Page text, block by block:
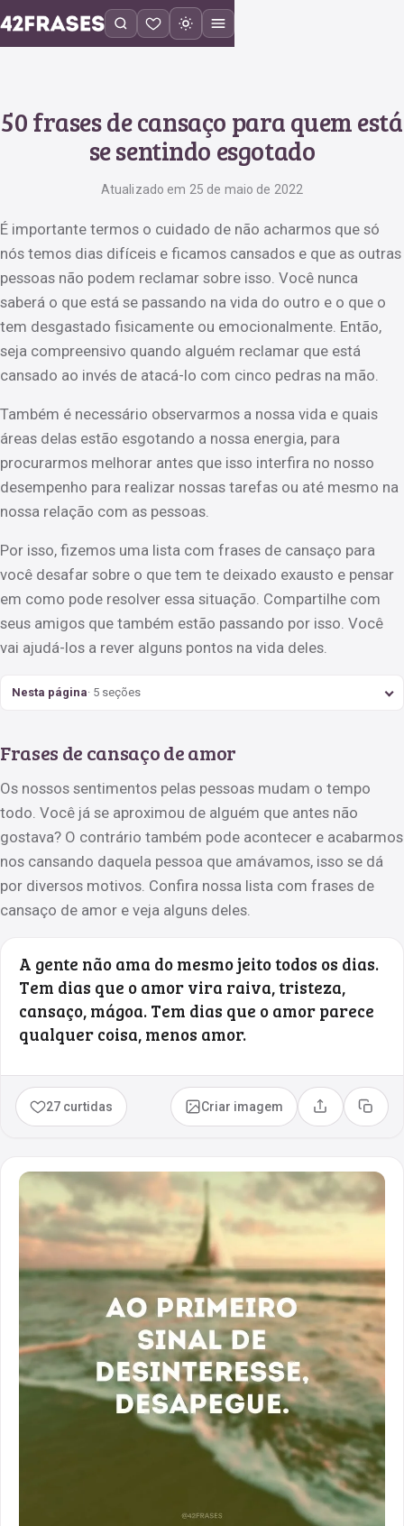
50 frases de cansaço para quem está
se sentindo esgotado
Atualizado em 25 de maio de 2022
É importante termos o cuidado de não acharmos que só
nós temos dias difíceis e ficamos cansados e que as outras
pessoas não podem reclamar sobre isso. Você nunca
saberá o que está se passando na vida do outro e o que o
tem desgastado fisicamente ou emocionalmente. Então,
seja compreensivo quando alguém reclamar que está
cansado ao invés de atacá-lo com cinco pedras na mão.
Também é necessário observarmos a nossa vida e quais
áreas delas estão esgotando a nossa energia, para
procurarmos melhorar antes que isso interfira no nosso
desempenho para realizar nossas tarefas ou até mesmo na
nossa relação com as pessoas.
Por isso, fizemos uma lista com frases de cansaço para
você desafar sobre o que tem te deixado exausto e pensar
em como pode resolver essa situação. Compartilhe com
seus amigos que também estão passando por isso. Você
vai ajudá-los a rever alguns pontos na vida deles.
Nesta página· 5 seções
Frases de cansaço de amor
Os nossos sentimentos pelas pessoas mudam o tempo
todo. Você já se aproximou de alguém que antes não
gostava? O contrário também pode acontecer e acabarmos
nos cansando daquela pessoa que amávamos, isso se dá
por diversos motivos. Confira nossa lista com frases de
cansaço de amor e veja alguns deles.
A gente não ama do mesmo jeito todos os dias.
Tem dias que o amor vira raiva, tristeza,
cansaço, mágoa. Tem dias que o amor parece
qualquer coisa, menos amor.
27 curtidas Criar imagem Compartilhar
Copiar